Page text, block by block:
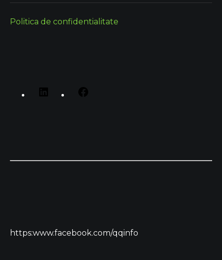
Politica de confidentialitate
https:www.facebook.com/qqinfo